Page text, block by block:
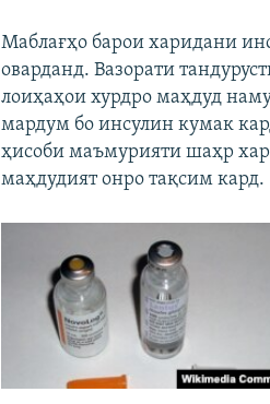
Маблағҳо барои харидани
оварданд. Вазорати
лоиҳаҳои хурдро маҳдуд
мардум бо инсулин кумак
ҳисоби маъмурияти шаҳр
маҳдудият онро тақсим кард.